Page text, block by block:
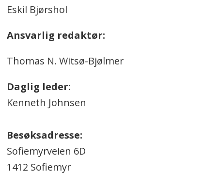
Eskil Bjørshol
Ansvarlig redaktør:
Thomas N. Witsø-Bjølmer
Daglig leder:
Kenneth Johnsen
Besøksadresse:
Sofiemyrveien 6D
1412 Sofiemyr